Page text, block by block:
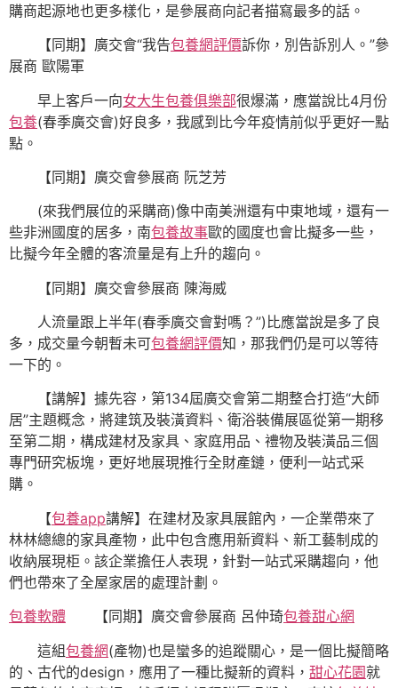
購商起源地也更多樣化，是參展商向記者描寫最多的話。
【同期】廣交會“我告包養網評價訴你，別告訴別人。”參
展商 歐陽軍
早上客戶一向女大生包養俱樂部很爆滿，應當說比4月份
包養(春季廣交會)好良多，我感到比今年疫情前似乎更好一點
點。
【同期】廣交會參展商 阮芝芳
(來我們展位的采購商)像中南美洲還有中東地域，還有一
些非洲國度的居多，南包養故事歐的國度也會比擬多一些，
比擬今年全體的客流量是有上升的趨向。
【同期】廣交會參展商 陳海威
人流量跟上半年(春季廣交會對嗎？”)比應當說是多了良
多，成交量今朝暫未可包養網評價知，那我們仍是可以等待
一下的。
【講解】據先容，第134屆廣交會第二期整合打造“大師
居”主題概念，將建筑及裝潢資料、衛浴裝備展區從第一期移
至第二期，構成建材及家具、家庭用品、禮物及裝潢品三個
專門研究板塊，更好地展現推行全財產鏈，便利一站式采
購。
【包養app講解】在建材及家具展館內，一企業帶來了
林林總總的家具產物，此中包含應用新資料、新工藝制成的
收納展現柜。該企業擔任人表現，針對一站式采購趨向，他
們也帶來了全屋家居的處理計劃。
包養軟體 【同期】廣交會參展商 呂仲琦包養甜心網
這組包養網(產物)也是蠻多的追蹤關心，是一個比擬簡略
的、古代的design，應用了一種比擬新的資料， 甜心花園就